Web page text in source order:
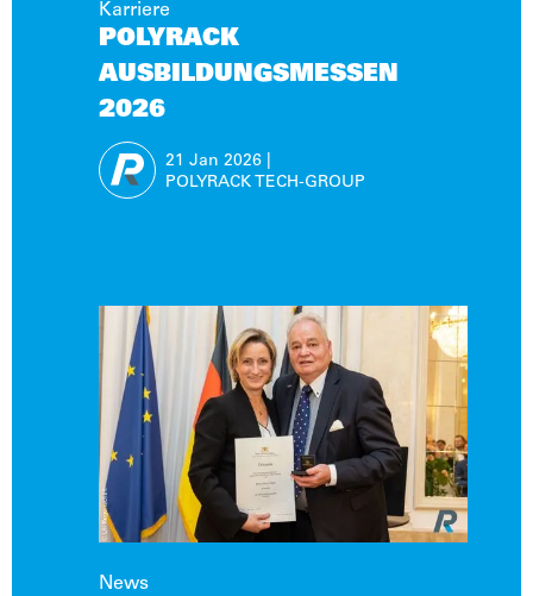
Karriere
POLYRACK
AUSBILDUNGSMESSEN
2026
21 Jan 2026
POLYRACK TECH-GROUP
News